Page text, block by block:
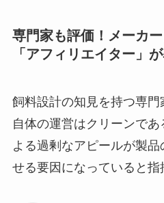
専門家も評価！メーカ
「アフィリエイター」
飼料設計の知見を持つ専
自体の運営はクリーンで
よる過剰なアピールが製
せる要因になっていると指